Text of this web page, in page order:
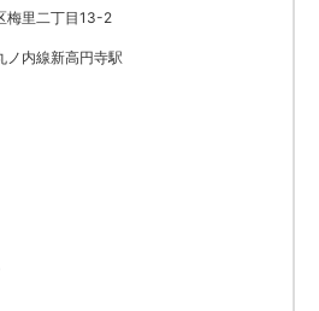
梅里二丁目13-2
ノ内線新高円寺駅